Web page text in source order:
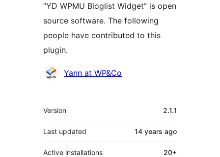
“YD WPMU Bloglist Widget” is open
source software. The following
people have contributed to this
plugin.
Contributors
Yann at WP&Co
Meta
Version 2.1.1
Last updated 14 years ago
Active installations 20+